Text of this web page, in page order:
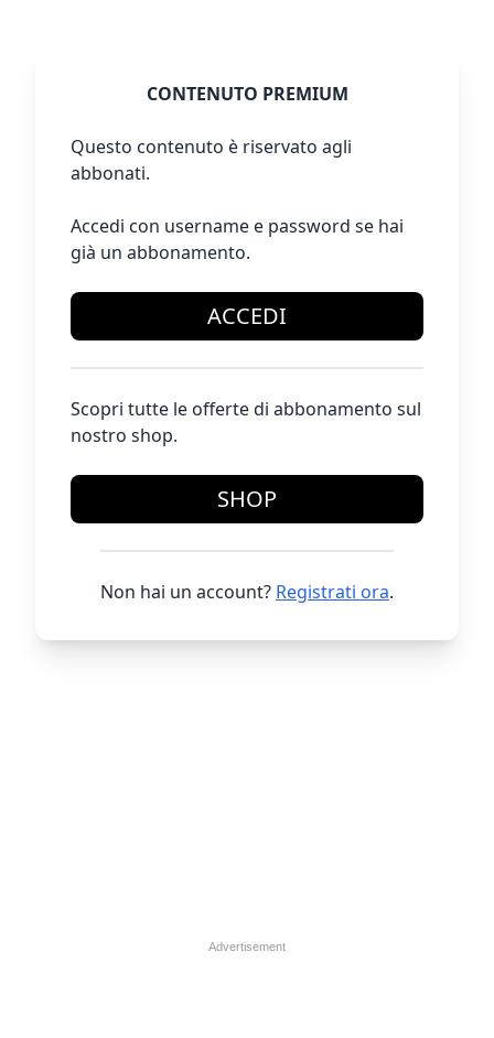
CONTENUTO PREMIUM
Questo contenuto è riservato agli
abbonati.
Accedi con username e password se hai
già un abbonamento.
ACCEDI
Scopri tutte le offerte di abbonamento sul
nostro shop.
SHOP
Non hai un account? Registrati ora.